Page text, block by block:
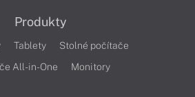
Produkty
Tablety
Stolné počítače
All-in-One
Monitory